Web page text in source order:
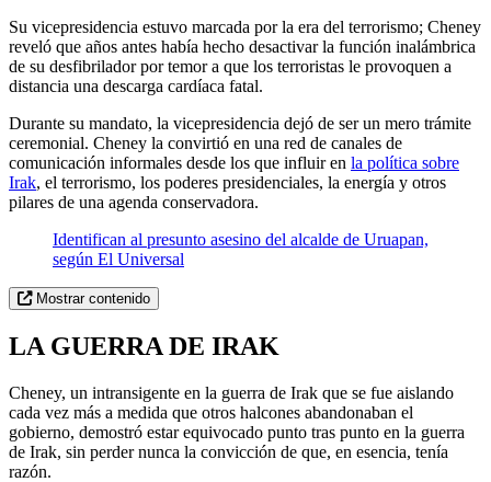
Su vicepresidencia estuvo marcada por la era del terrorismo; Cheney
reveló que años antes había hecho desactivar la función inalámbrica
de su desfibrilador por temor a que los terroristas le provoquen a
distancia una descarga cardíaca fatal.
Durante su mandato, la vicepresidencia dejó de ser un mero trámite
ceremonial. Cheney la convirtió en una red de canales de
comunicación informales desde los que influir en la política sobre
Irak, el terrorismo, los poderes presidenciales, la energía y otros
pilares de una agenda conservadora.
Identifican al presunto asesino del alcalde de Uruapan,
según El Universal
Mostrar contenido
LA GUERRA DE IRAK
Cheney, un intransigente en la guerra de Irak que se fue aislando
cada vez más a medida que otros halcones abandonaban el
gobierno, demostró estar equivocado punto tras punto en la guerra
de Irak, sin perder nunca la convicción de que, en esencia, tenía
razón.